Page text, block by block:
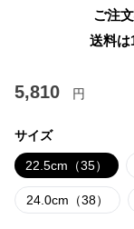
ご注
送料は
5,810 円
サイズ
22.5cm（35）
24.0cm（38）